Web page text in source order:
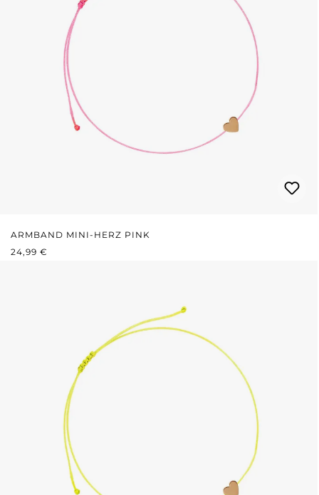
ARMBAND MINI-HERZ PINK
REGULÄRER PREIS:
24,99 €